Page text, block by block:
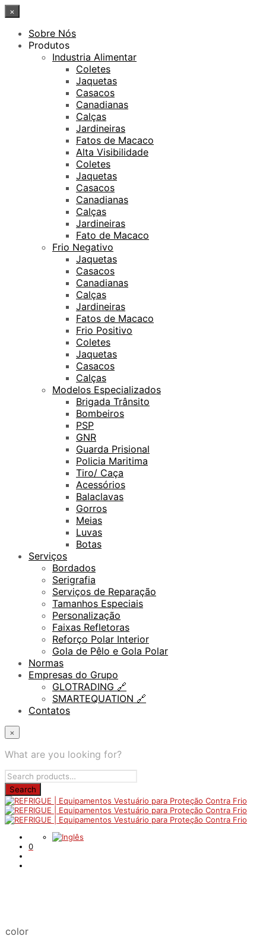
×
Sobre Nós
Produtos
Industria Alimentar
Coletes
Jaquetas
Casacos
Canadianas
Calças
Jardineiras
Fatos de Macaco
Alta Visibilidade
Coletes
Jaquetas
Casacos
Canadianas
Calças
Jardineiras
Fato de Macaco
Frio Negativo
Jaquetas
Casacos
Canadianas
Calças
Jardineiras
Fatos de Macaco
Frio Positivo
Coletes
Jaquetas
Casacos
Calças
Modelos Especializados
Brigada Trânsito
Bombeiros
PSP
GNR
Guarda Prisional
Policia Maritima
Tiro/ Caça
Acessórios
Balaclavas
Gorros
Meias
Luvas
Botas
Serviços
Bordados
Serigrafia
Serviços de Reparação
Tamanhos Especiais
Personalização
Faixas Refletoras
Reforço Polar Interior
Gola de Pêlo e Gola Polar
Normas
Empresas do Grupo
GLOTRADING 🔗
SMARTEQUATION 🔗
Contatos
×
What are you looking for?
0
color